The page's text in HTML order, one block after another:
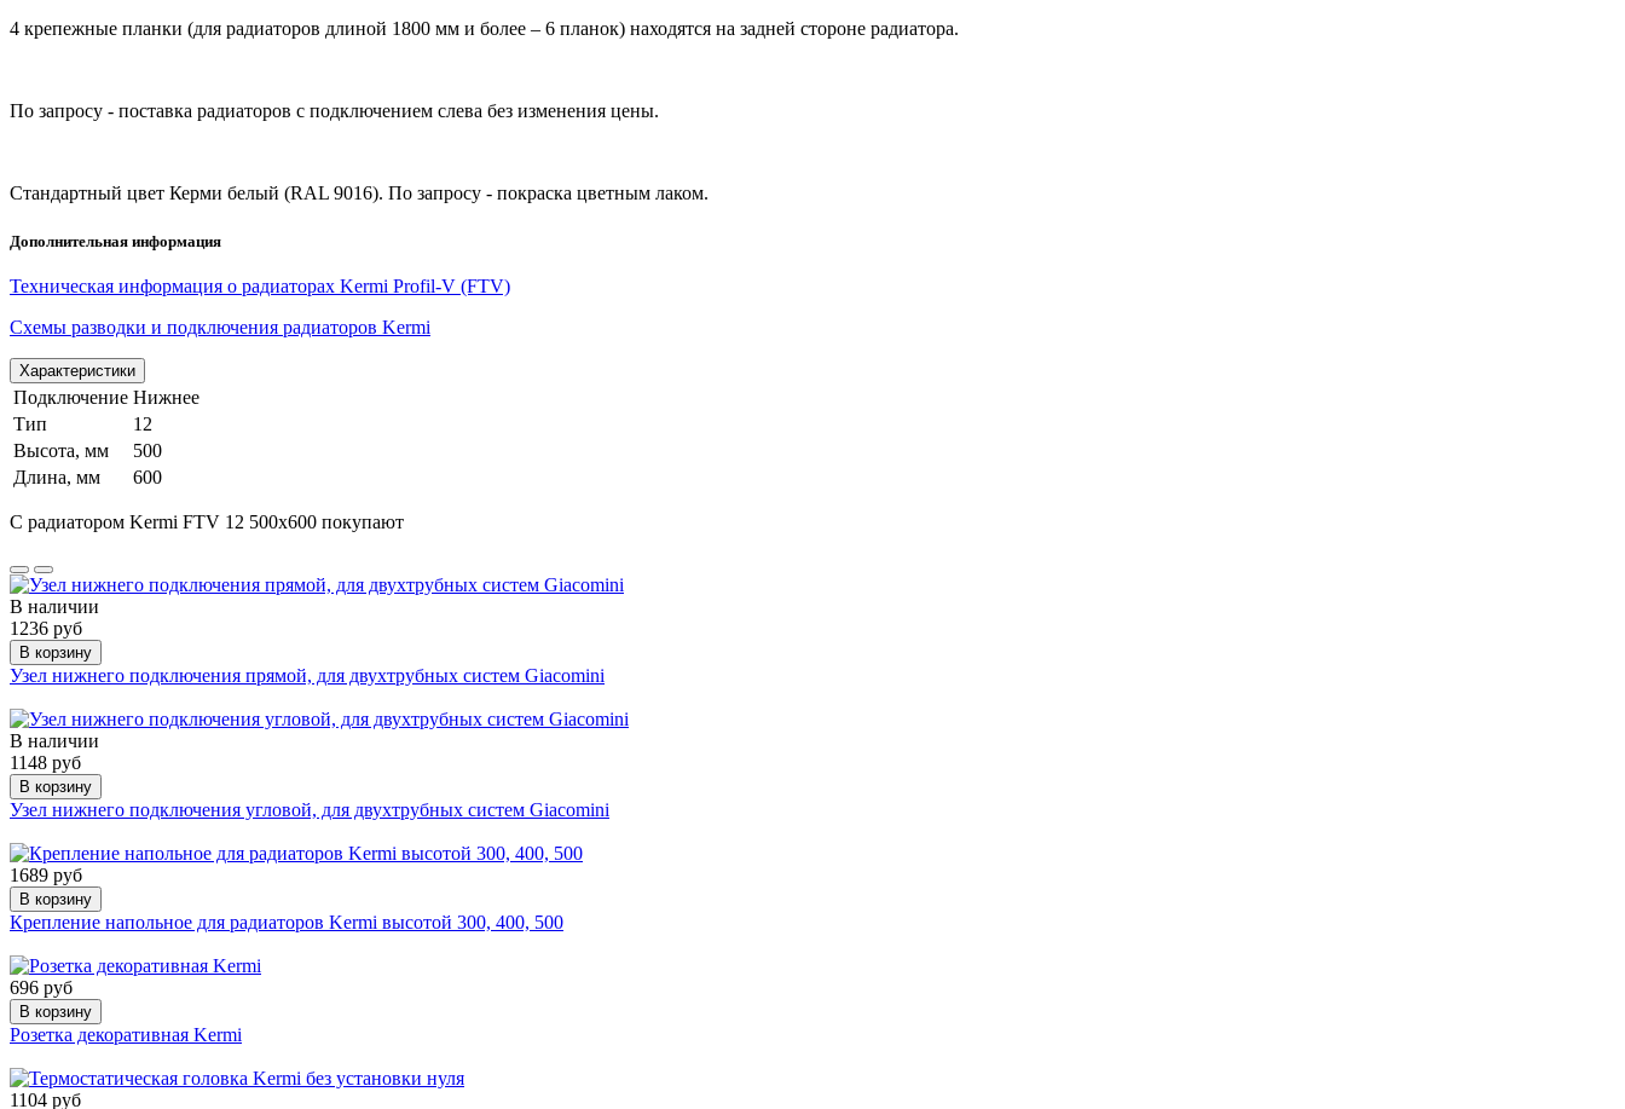
4 крепежные планки (для радиаторов длиной 1800 мм и более – 6 планок) находятся на задней стороне радиатора.
По запросу - поставка радиаторов с подключением слева без изменения цены.
Стандартный цвет Керми белый (RAL 9016). По запросу - покраска цветным лаком.
Дополнительная информация
Техническая информация о радиаторах Kermi Profil-V (FTV)
Схемы разводки и подключения радиаторов Kermi
Характеристики
Подключение Нижнее
Тип
12
Высота, мм
500
Длина, мм
600
С радиатором Kermi FTV 12 500х600 покупают
В наличии
1236 руб
В корзину
Узел нижнего подключения прямой, для двухтрубных систем Giacomini
В наличии
1148 руб
В корзину
Узел нижнего подключения угловой, для двухтрубных систем Giacomini
1689 руб
В корзину
Крепление напольное для радиаторов Kermi высотой 300, 400, 500
696 руб
В корзину
Розетка декоративная Kermi
1104 руб